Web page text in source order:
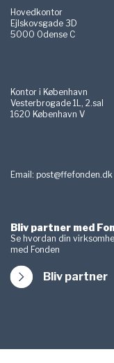
Hovedkontor
Ejlskovsgade 3D
5000 Odense C
Kontor i København
Vesterbrogade 1L, 2.sal
1620 København V
Email: post@ffefonden.dk
Bliv partner med
Se hvordan din
med Fonden
Bliv partner